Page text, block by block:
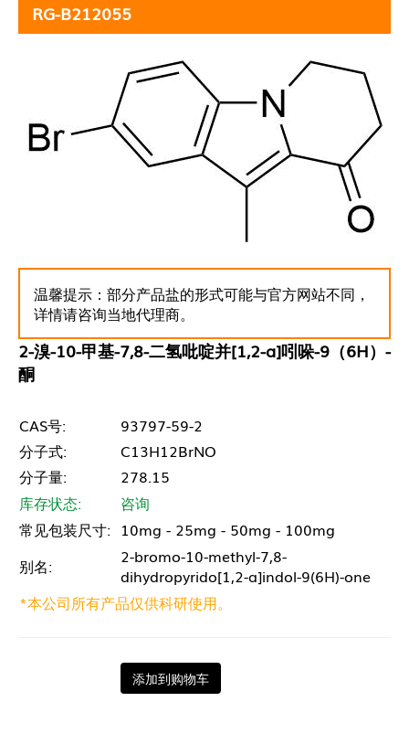
RG-B212055
温馨提示：部分产品盐的形式可能与官方网站不同，
详情请咨询当地代理商。
2-溴-10-甲基-7,8-二氢吡啶并[1,2-a]吲哚-9（6H）-
酮
CAS号:
93797-59-2
分子式:
C13H12BrNO
分子量:
278.15
库存状态:
咨询
常见包装尺寸: 10mg - 25mg - 50mg - 100mg
别名:
2-bromo-10-methyl-7,8-
dihydropyrido[1,2-a]indol-9(6H)-one
*本公司所有产品仅供科研使用。
添加到购物车